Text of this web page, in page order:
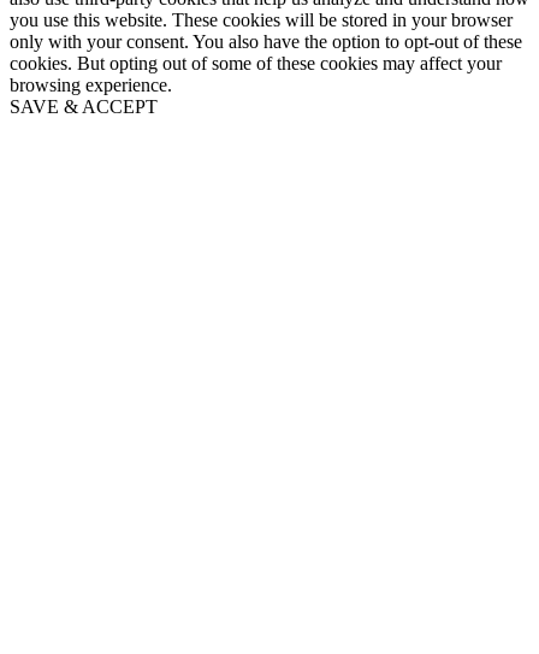
you use this website. These cookies will be stored in your browser
only with your consent. You also have the option to opt-out of these
cookies. But opting out of some of these cookies may affect your
browsing experience.
SAVE & ACCEPT